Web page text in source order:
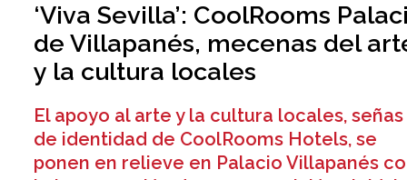
‘Viva Sevilla’: CoolRooms
de Villapanés, mecenas del
y la cultura locales
El apoyo al arte y la cultura locales, señas
de identidad de CoolRooms Hotels, se
ponen en relieve en Palacio Villapanés